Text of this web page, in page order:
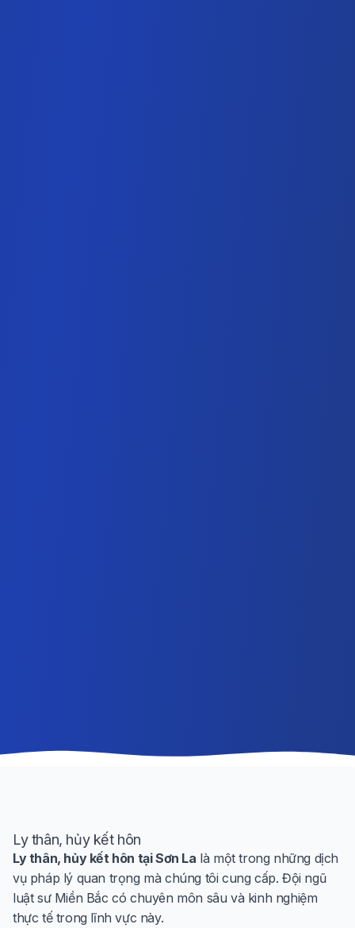
Ly thân, hủy kết hôn
Ly thân, hủy kết hôn tại Sơn La là một trong những dịch
vụ pháp lý quan trọng mà chúng tôi cung cấp. Đội ngũ
luật sư Miền Bắc có chuyên môn sâu và kinh nghiệm
thực tế trong lĩnh vực này.